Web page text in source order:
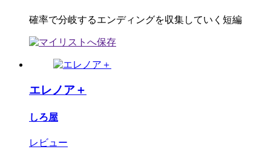
確率で分岐するエンディングを収集していく短編
エレノア＋
しろ屋
レビュー